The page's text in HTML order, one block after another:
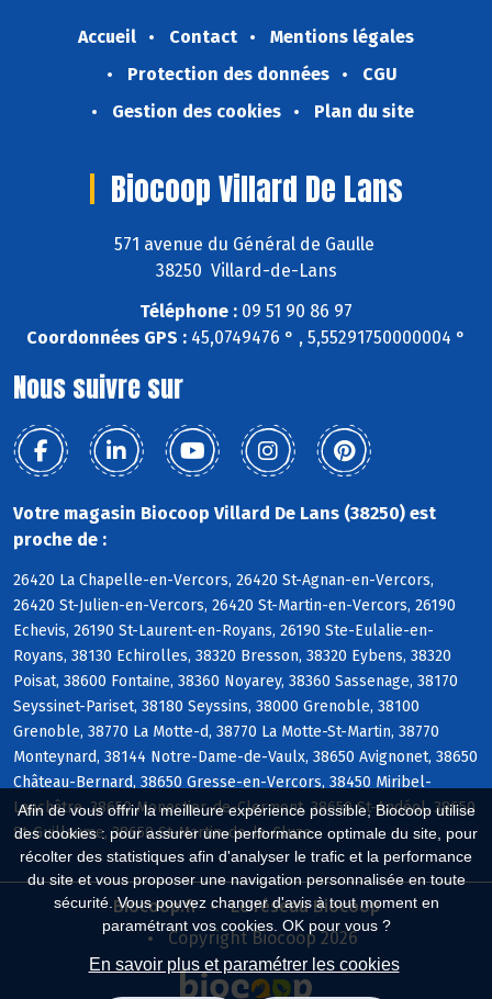
Afin de vous offrir la meilleure expérience possible, Biocoop utilise
des cookies : pour assurer une performance optimale du site, pour
récolter des statistiques afin d'analyser le trafic et la performance
du site et vous proposer une navigation personnalisée en toute
sécurité. Vous pouvez changer d'avis à tout moment en
paramétrant vos cookies. OK pour vous ?
En savoir plus et paramétrer les cookies
Accueil Contact
Mentions légales
Protection des données
CGU
Gestion des cookies
Plan du site
Biocoop Villard De Lans
571 avenue du Général de Gaulle
38250 Villard-de-Lans
Téléphone : 09 51 90 86 97
Coordonnées GPS : 45,0749476 ° , 5,55291750000004 °
Nous suivre sur
Votre magasin Biocoop Villard De Lans (38250) est
proche de :
26420 La Chapelle-en-Vercors, 26420 St-Agnan-en-Vercors,
26420 St-Julien-en-Vercors, 26420 St-Martin-en-Vercors, 26190
Echevis, 26190 St-Laurent-en-Royans, 26190 Ste-Eulalie-en-
Royans, 38130 Echirolles, 38320 Bresson, 38320 Eybens, 38320
Poisat, 38600 Fontaine, 38360 Noyarey, 38360 Sassenage, 38170
Seyssinet-Pariset, 38180 Seyssins, 38000 Grenoble, 38100
Grenoble, 38770 La Motte-d, 38770 La Motte-St-Martin, 38770
Monteynard, 38144 Notre-Dame-de-Vaulx, 38650 Avignonet, 38650
Château-Bernard, 38650 Gresse-en-Vercors, 38450 Miribel-
Lanchâtre, 38650 Monestier-de-Clermont, 38650 St-Andéol, 38650
St-Guillaume, 38650 St-Martin-de-la-Cluze
Biocoop.fr
Le réseau Biocoop
Copyright Biocoop 2026